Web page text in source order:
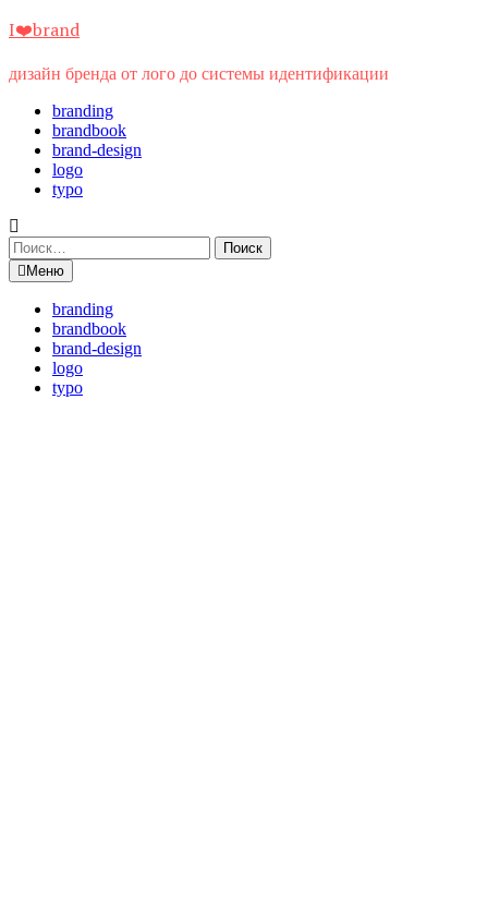
Перейти
содержимому
I❤️brand
дизайн бренда от лого до системы идентификации
branding
brandbook
brand-design
logo
typo
Найти:
Меню
branding
brandbook
brand-design
logo
typo